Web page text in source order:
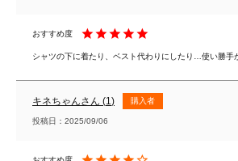
シャツの下に着たり、ベスト代わりにしたり…使い勝手
キネちゃん 1 購入者
投稿日 2025/09/06